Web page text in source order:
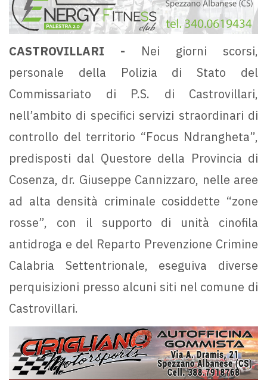
CASTROVILLARI - Nei giorni scorsi,
personale della Polizia di Stato del
Commissariato di P.S. di Castrovillari,
nell’ambito di specifici servizi straordinari di
controllo del territorio “Focus Ndrangheta”,
predisposti dal Questore della Provincia di
Cosenza, dr. Giuseppe Cannizzaro, nelle aree
ad alta densità criminale cosiddette “zone
rosse”, con il supporto di unità cinofila
antidroga e del Reparto Prevenzione Crimine
Calabria Settentrionale, eseguiva diverse
perquisizioni presso alcuni siti nel comune di
Castrovillari.